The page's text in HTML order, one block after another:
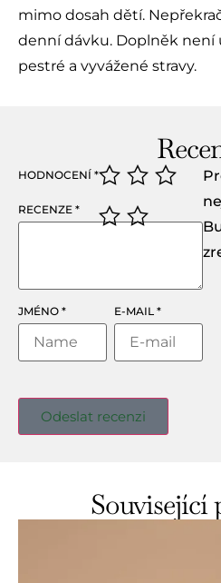
mimo dosah dětí.
denní dávku. Doplněk není
pestré a vyvážené stravy.
HODNOCENÍ *
RECENZE *
JMÉNO * E-MAIL*
Související